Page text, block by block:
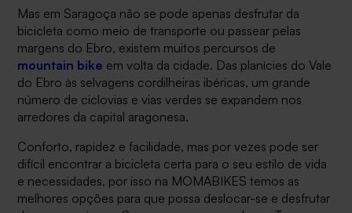
Mas em Saragoça não se pode apenas desfrutar da
bicicleta como meio de transporte ou passear pelas
margens do Ebro, existem muitos percursos de
mountain bike em volta da cidade. Das planícies do Vale
do Ebro às selvagens cordilheiras ibéricas, um grande
número de ciclovias e vias verdes se expandem nos
arredores da capital aragonesa.
Conforto, rapidez e facilidade, mas por vezes pode ser
difícil encontrar a bicicleta certa para o seu estilo de vida
e necessidades, por isso na MOMABIKES temos as
melhores opções para que possa deslocar-se e desfrutar